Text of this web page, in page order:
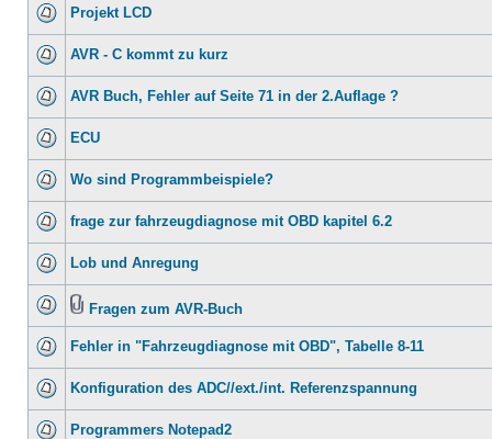
Projekt LCD
AVR - C kommt zu kurz
AVR Buch, Fehler auf Seite 71 in der 2.Auflage ?
ECU
Wo sind Programmbeispiele?
frage zur fahrzeugdiagnose mit OBD kapitel 6.2
Lob und Anregung
Fragen zum AVR-Buch
Fehler in "Fahrzeugdiagnose mit OBD", Tabelle 8-11
Konfiguration des ADC//ext./int. Referenzspannung
Programmers Notepad2